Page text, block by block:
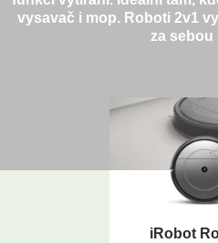
vysavač i mop. Roboti 2v1
za sebou
iRobot